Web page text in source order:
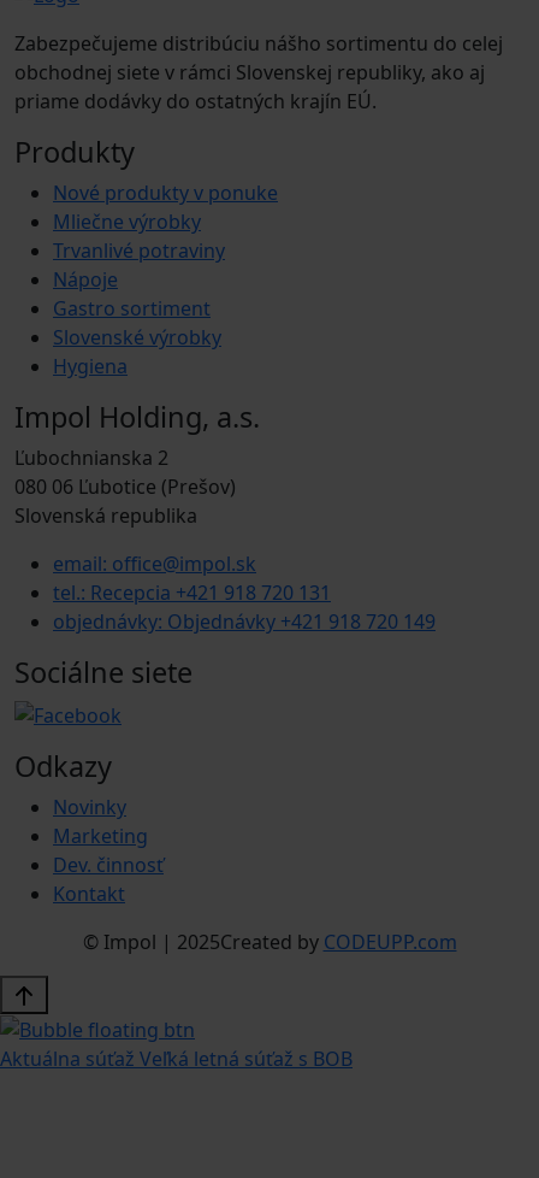
Zabezpečujeme distribúciu nášho sortimentu do celej
obchodnej siete v rámci Slovenskej republiky, ako aj
priame dodávky do ostatných krajín EÚ.
Produkty
Nové produkty v ponuke
Mliečne výrobky
Trvanlivé potraviny
Nápoje
Gastro sortiment
Slovenské výrobky
Hygiena
Impol Holding, a.s.
Ľubochnianska 2
080 06 Ľubotice (Prešov)
Slovenská republika
email: office@impol.sk
tel.: Recepcia +421 918 720 131
objednávky: Objednávky +421 918 720 149
Sociálne siete
Odkazy
Novinky
Marketing
Dev. činnosť
Kontakt
© Impol | 2025Created by CODEUPP.com
Aktuálna súťaž Veľká letná súťaž s BOB